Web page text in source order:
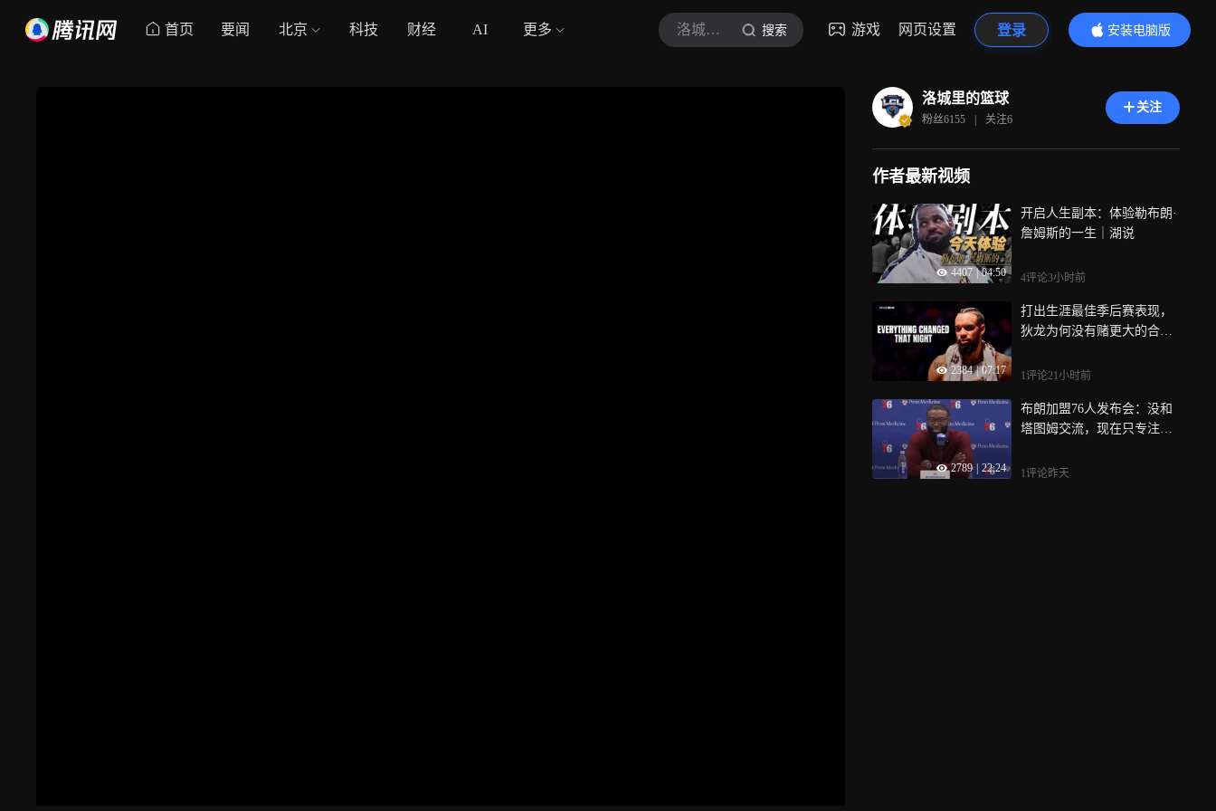
首页 要闻 北京 科技 财经 AI 更多 洛城里的篮球 搜索 游戏 网页设置 登录
安装电脑版
内容更精彩
洛城里的篮球
粉丝6155 | 关注6
关注
作者最新视频
4407 | 04:50
开启人生副本：体验勒布朗·
詹姆斯的一生｜湖说
4评论3小时前
2384 | 07:17
打出生涯最佳季后赛表现，
狄龙为何没有赌更大的合
1评论21小时前
2789 22:24
布朗加盟76人发布会：没和
塔图姆交流，现在只专注于
1评论昨天